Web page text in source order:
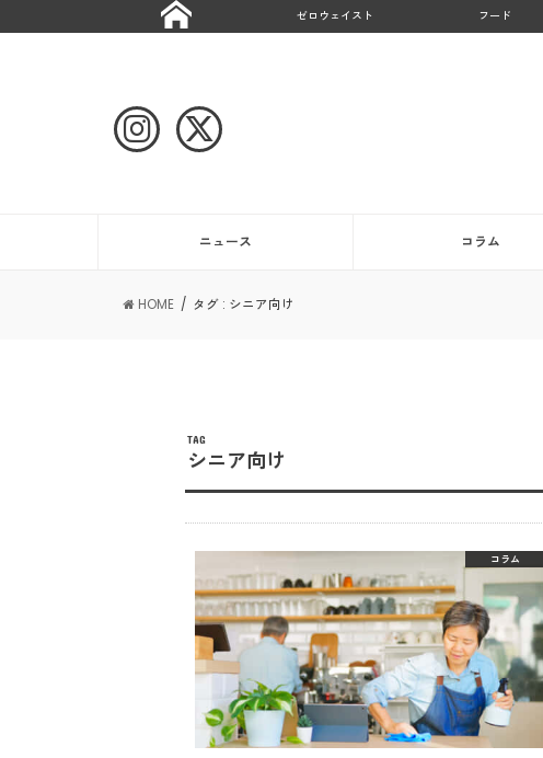
ゼロウェイスト フード
ニュース コラム
HOME タグ : シニア向け
TAG
シニア向け
コラム